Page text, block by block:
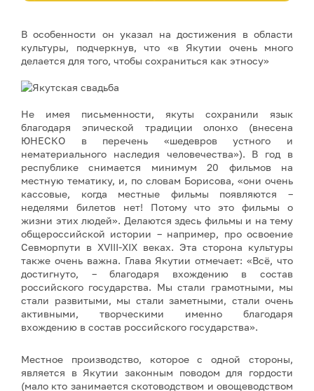
В особенности он указал на достижения в области
культуры, подчеркнув, что «в Якутии очень много
делается для того, чтобы сохраниться как этносу»
Не имея письменности, якуты сохранили язык
благодаря эпической традиции олонхо (внесена
ЮНЕСКО в перечень «шедевров устного и
нематериального наследия человечества»). В год в
республике снимается минимум 20 фильмов на
местную тематику, и, по словам Борисова, «они очень
кассовые, когда местные фильмы появляются –
неделями билетов нет! Потому что это фильмы о
жизни этих людей». Делаются здесь фильмы и на тему
общероссийской истории – например, про освоение
Севморпути в XVIII-XIX веках. Эта сторона культуры
также очень важна. Глава Якутии отмечает: «Всё, что
достигнуто, – благодаря вхождению в состав
российского государства. Мы стали грамотными, мы
стали развитыми, мы стали заметными, стали очень
активными, творческими именно благодаря
вхождению в состав российского государства».
Местное производство, которое с одной стороны,
является в Якутии законным поводом для гордости
(мало кто занимается скотоводством и овощеводством